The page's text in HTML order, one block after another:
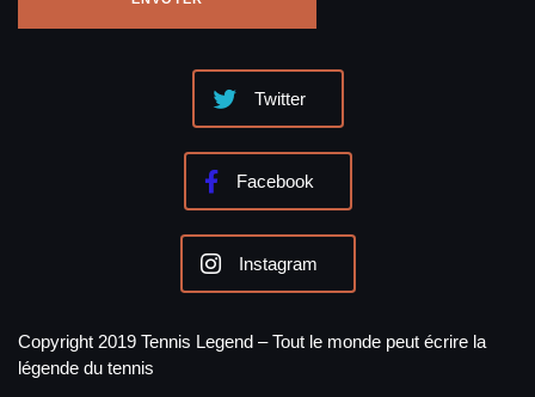
Twitter
Facebook
Instagram
Copyright 2019 Tennis Legend – Tout le monde peut écrire la
légende du tennis